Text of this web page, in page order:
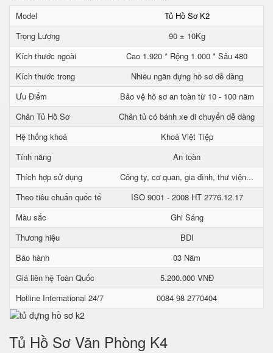
Model
Tủ Hồ Sơ K2
Trọng Lượng
90 ± 10Kg
Kích thước ngoài
Cao 1.920 * Rộng 1.000 * Sâu 480
Kích thước trong
Nhiều ngăn đựng hồ sơ dễ dàng
Ưu Điểm
Bảo vệ hồ sơ an toàn từ 10 - 100 năm
Chân Tủ Hồ Sơ
Chân tủ có bánh xe di chuyển dễ dàng
Hệ thống khoá
Khoá Việt Tiệp
Tính năng
An toàn
Thích hợp sử dụng
Công ty, cơ quan, gia đình, thư viện...
Theo tiêu chuẩn quốc tế
ISO 9001 - 2008 HT 2776.12.17
Màu sắc
Ghi Sáng
Thương hiệu
BDI
Bảo hành
03 Năm
Giá liên hệ Toàn Quốc
5.200.000 VNĐ
Hotline International 24/7
0084 98 2770404
Tủ Hồ Sơ Văn Phòng K4